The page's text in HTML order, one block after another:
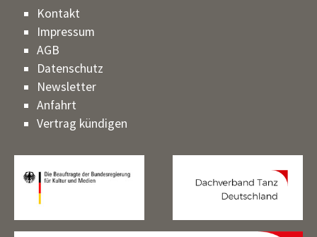
Kontakt
Impressum
AGB
Datenschutz
Newsletter
Anfahrt
Vertrag kündigen